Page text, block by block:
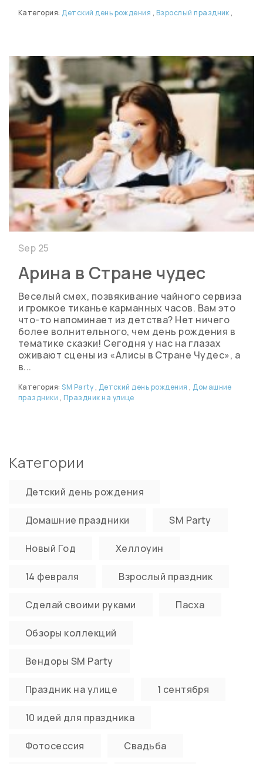
Категория:Детский день рождения , Взрослый праздник,
Арина в Стране чудес
Веселый смех, позвякивание чайного сервиза
и громкое тиканье карманных часов. Вам это
что-то напоминает из детства? Нет ничего
более волнительного, чем день рождения в
тематике сказки! Сегодня у нас на глазах
оживают сцены из «Алисы в Стране Чудес», а
в...
Sep 25
Категория:SM Party, Детский день рождения,Домашние
праздники , Праздник на улице
Категории
Детский день рождения
Домашние праздники SM Party
Новый Год Хеллоуин
14 февраля Взрослый праздник
Сделай своими руками Пасха
Обзоры коллекций
Вендоры SM Party
Праздник на улице 1 сентября
10 идей для праздника
Фотосессия Свадьба